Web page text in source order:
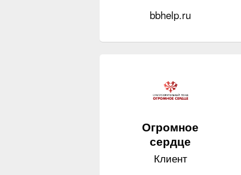
bbhelp.ru
Огромное
сердце
Клиент